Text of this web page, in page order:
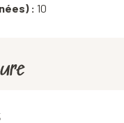
: 10